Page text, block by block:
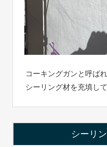
コーキングガンと呼ば
シーリング材を充填し
シーリ